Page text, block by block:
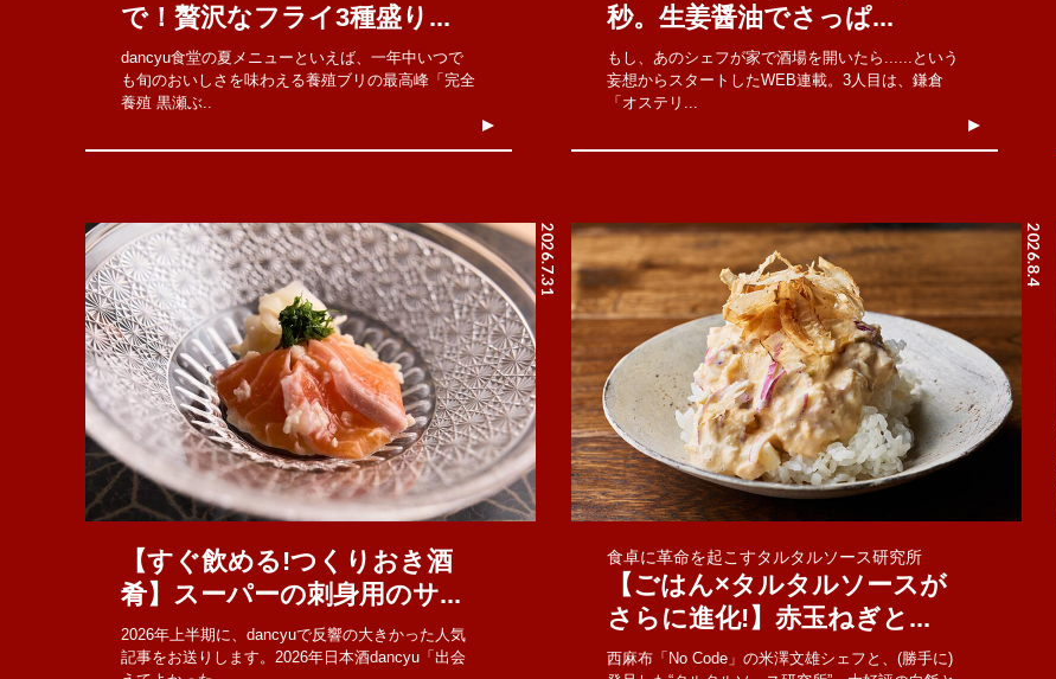
で！贅沢なフライ3種盛り...
dancyu食堂の夏メニューといえば、一年中いつで
も旬のおいしさを味わえる養殖ブリの最高峰「完全
養殖 黒瀬ぶ..
秒。生姜醤油でさっぱ...
もし、あのシェフが家で酒場を開いたら......という
妄想からスタートしたWEB連載。3人目は、鎌倉
「オステリ...
2026.7.31
【すぐ飲める!つくりおき酒
肴】スーパーの刺身用のサ...
2026年上半期に、dancyuで反響の大きかった人気
記事をお送りします。2026年日本酒dancyu「出会
2026.8.4
食卓に革命を起こすタルタルソース研究所
【ごはん×タルタルソースが
さらに進化!】赤玉ねぎと...
西麻布「No Code」の米澤文雄シェフと、(勝手に)